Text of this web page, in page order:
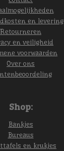
en levering
Retourneren
en veiligheid
voorwaarden
Over ons
Shop:
Bankjes
Bureaus
en krukjes